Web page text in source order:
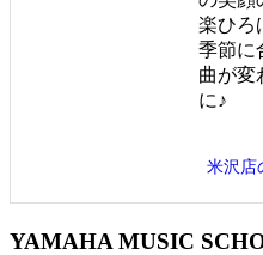
楽ひろ
季節に
曲が変
に♪
米沢店
YAMAHA MUSIC